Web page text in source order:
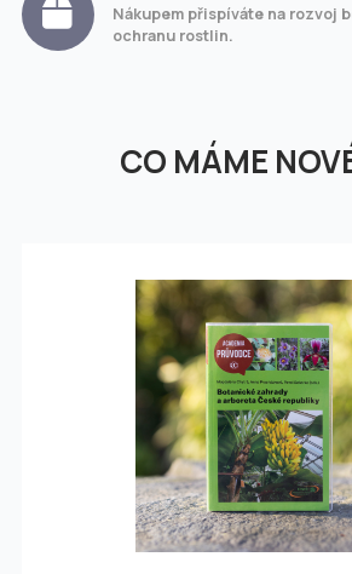
Nákupem přispíváte na rozvoj
ochranu rostlin.
CO MÁME